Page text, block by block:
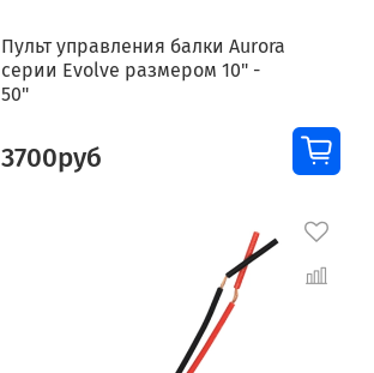
Пульт управления балки Aurora
серии Evolve размером 10" -
50"
3700руб